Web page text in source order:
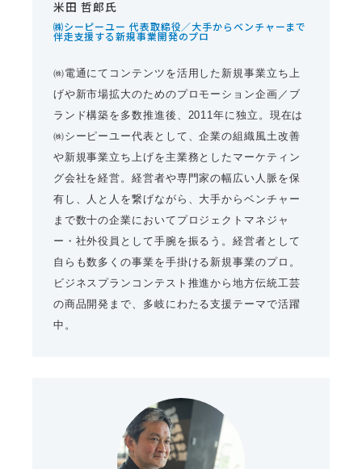
米田 哲郎氏
㈱シーピーユー 代表取締役／大手からベンチャーまで
伴走支援する新規事業開発のプロ
㈱電通にてコンテンツを活用した新規事業立ち上
げや新市場拡大のためのプロモーション企画／ブ
ランド構築を多数推進後、2011年に独立。現在は
㈱シーピーユー代表として、企業の組織風土改善
や新規事業立ち上げを主業務としたマーケティン
グ会社を経営。経営者や専門家の幅広い人脈を保
有し、人と人を繋げながら、大手からベンチャー
まで数十の企業においてプロジェクトマネジャ
ー・社外役員として手腕を振るう。経営者として
自らも数多くの事業を手掛ける新規事業のプロ。
ビジネスプランコンテスト推進から地方伝統工芸
の商品開発まで、多岐にわたる支援テーマで活躍
中。